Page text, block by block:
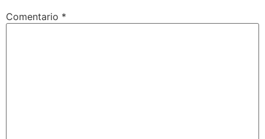
Comentario *